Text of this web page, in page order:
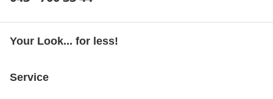
Your Look... for less!
Service